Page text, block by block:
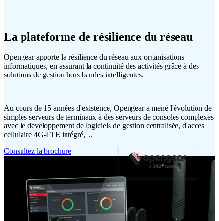
La plateforme de résilience du réseau
Opengear apporte la résilience du réseau aux organisations
informatiques, en assurant la continuité des activités grâce à des
solutions de gestion hors bandes intelligentes.
Au cours de 15 années d'existence, Opengear a mené l'évolution de
simples serveurs de terminaux à des serveurs de consoles complexes
avec le développement de logiciels de gestion centralisée, d'accès
cellulaire 4G-LTE intégré, ...
Consultez la brochure